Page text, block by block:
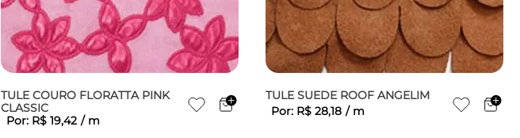
TULE COURO FLORATTA PINK
CLASSIC
Por: R$ 19,42 / m
TULE SUEDE ROOF ANGELIM
Por: R$ 28,18 / m